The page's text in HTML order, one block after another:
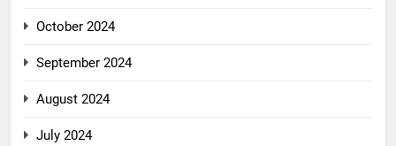
October 2024
September 2024
August 2024
July 2024